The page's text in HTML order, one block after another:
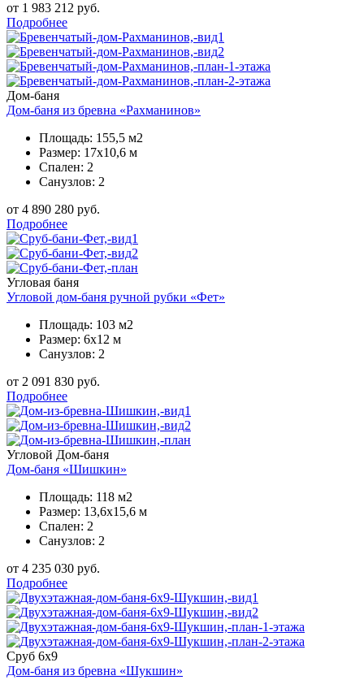
от 1 983 212 руб.
Подробнее
Дом-баня
Дом-баня из бревна «Рахманинов»
Площадь: 155,5 м2
Размер: 17х10,6 м
Спален: 2
Санузлов: 2
от 4 890 280 руб.
Подробнее
Угловая баня
Угловой дом-баня ручной рубки «Фет»
Площадь: 103 м2
Размер: 6х12 м
Санузлов: 2
от 2 091 830 руб.
Подробнее
Угловой Дом-баня
Дом-баня «Шишкин»
Площадь: 118 м2
Размер: 13,6х15,6 м
Спален: 2
Санузлов: 2
от 4 235 030 руб.
Подробнее
Сруб 6х9
Дом-баня из бревна «Шукшин»